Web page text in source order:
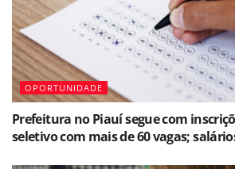
OPORTUNIDADE
Prefeitura no Piauí segue com
seletivo com mais de 60 vagas;